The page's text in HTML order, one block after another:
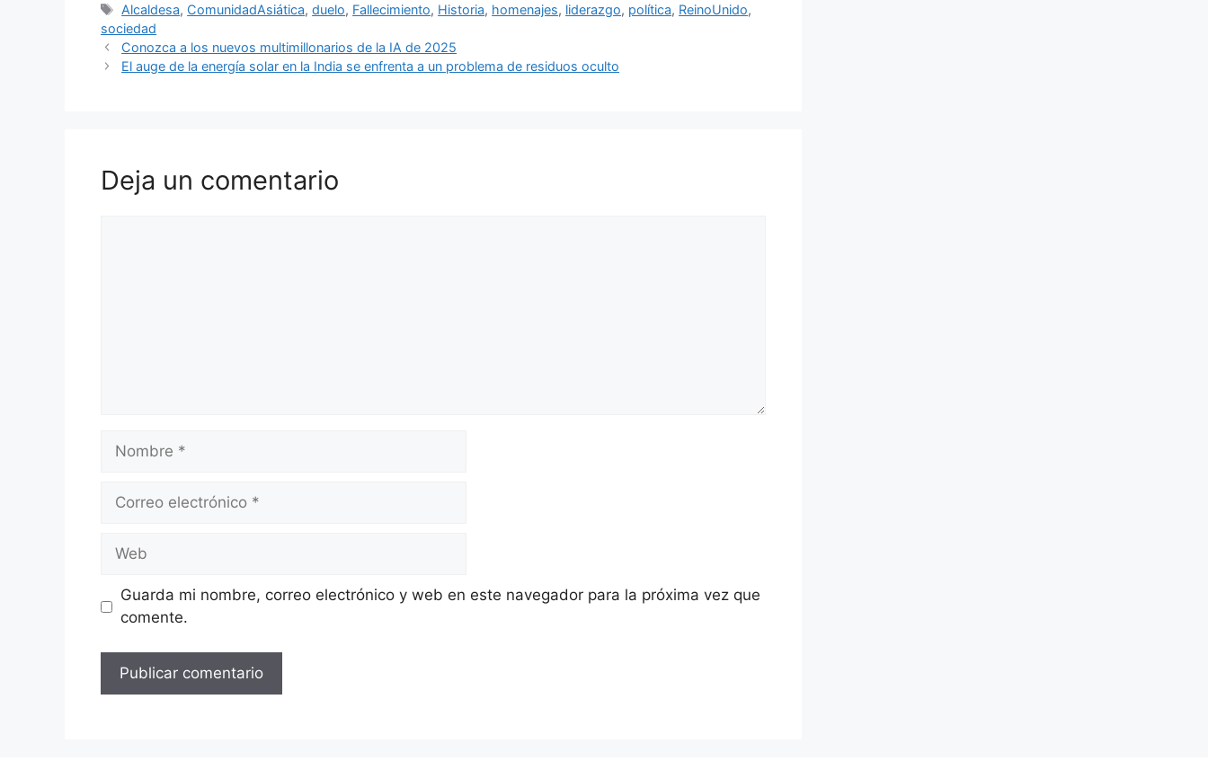
Etiquetas
Alcaldesa, ComunidadAsiática,duelo, Fallecimiento, Historia, homenajes, liderazgo, política, ReinoUnido,
sociedad
Conozca a los nuevos multimillonarios de la IA de 2025
El auge de la energía solar en la India se enfrenta a un problema de residuos oculto
Deja un comentario
Nombre
Correo
Web
Guarda mi nombre, correo electrónico y web en este navegador para la próxima vez que
comente.